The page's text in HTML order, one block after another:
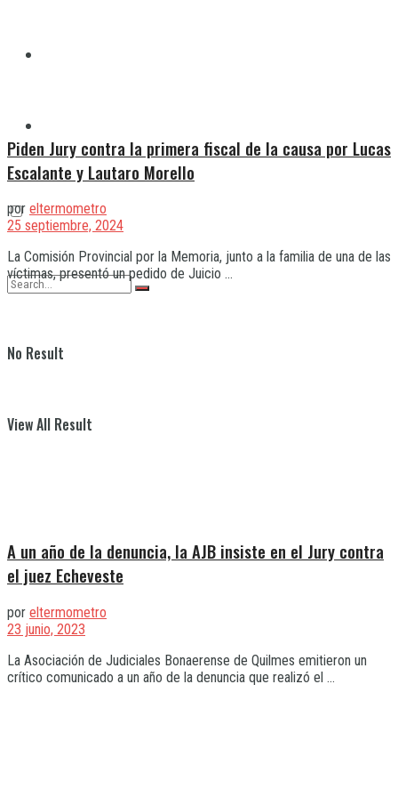
No Result
View All Result
Piden Jury contra la primera fiscal de la causa por Lucas
Escalante y Lautaro Morello
por eltermometro
25 septiembre, 2024
La Comisión Provincial por la Memoria, junto a la familia de una de las
víctimas, presentó un pedido de Juicio ...
A un año de la denuncia, la AJB insiste en el Jury contra
el juez Echeveste
por eltermometro
23 junio, 2023
La Asociación de Judiciales Bonaerense de Quilmes emitieron un
crítico comunicado a un año de la denuncia que realizó el ...